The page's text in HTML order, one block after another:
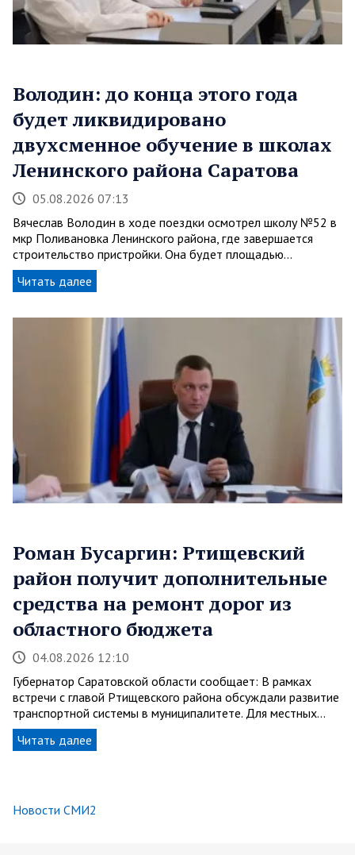
Володин: до конца этого года
будет ликвидировано
двухсменное обучение в школах
Ленинского района Саратова
05.08.2026 07:13
Вячеслав Володин в ходе поездки осмотрел школу №52 в
мкр Поливановка Ленинского района, где завершается
строительство пристройки. Она будет площадью…
Читать далее
Роман Бусаргин: Ртищевский
район получит дополнительные
средства на ремонт дорог из
областного бюджета
04.08.2026 12:10
Губернатор Саратовской области сообщает: В рамках
встречи с главой Ртищевского района обсуждали развитие
транспортной системы в муниципалитете. Для местных…
Читать далее
Новости СМИ2